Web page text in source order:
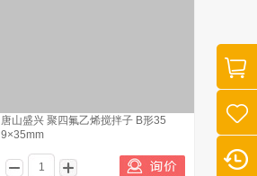
唐山盛兴 聚四氟乙烯搅拌子 B形35
9×35mm